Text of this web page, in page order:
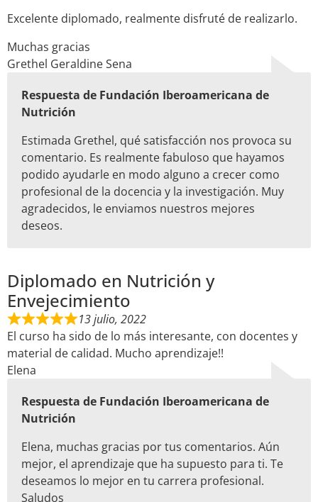
Excelente diplomado, realmente disfruté de realizarlo.
Muchas gracias
Grethel Geraldine Sena
Respuesta de Fundación Iberoamericana de
Nutrición
Estimada Grethel, qué satisfacción nos provoca su
comentario. Es realmente fabuloso que hayamos
podido ayudarle en modo alguno a crecer como
profesional de la docencia y la investigación. Muy
agradecidos, le enviamos nuestros mejores
deseos.
Diplomado en Nutrición y
Envejecimiento
13 julio, 2022
El curso ha sido de lo más interesante, con docentes y
material de calidad. Mucho aprendizaje!!
Elena
Respuesta de Fundación Iberoamericana de
Nutrición
Elena, muchas gracias por tus comentarios. Aún
mejor, el aprendizaje que ha supuesto para ti. Te
deseamos lo mejor en tu carrera profesional.
Saludos